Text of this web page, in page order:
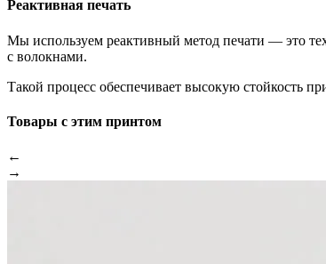
Реактивная печать
Мы используем реактивный метод печати — это
с волокнами.
Такой процесс обеспечивает высокую стойкость
Товары с этим принтом
←
→